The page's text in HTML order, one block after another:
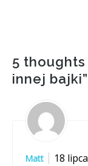
5 thoughts
innej bajki”
Matt
18